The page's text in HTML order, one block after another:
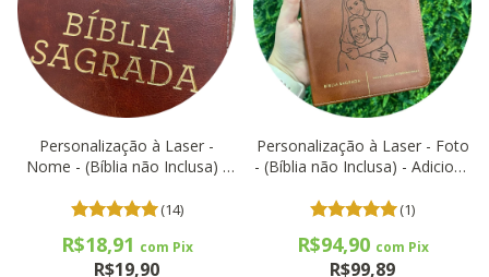
Personalização à Laser -
Nome - (Bíblia não Inclusa) -
- Clique pra preencher o nome
(14)
R$19,90
R$18,91 com Pix
Personalização à Laser - Foto
- (Bíblia não Inclusa) - Adicione
(1)
R$99,89
R$94,90 com Pix